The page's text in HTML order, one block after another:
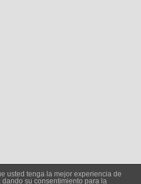
usted tenga la mejor experiencia de
su consentimiento para la